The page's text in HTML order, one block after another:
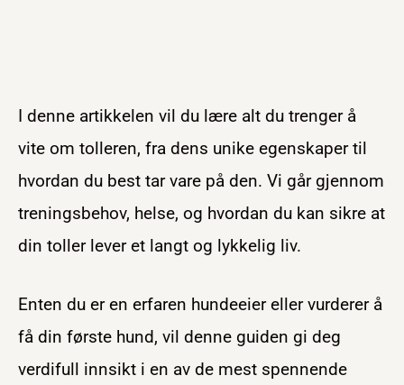
I denne artikkelen vil du lære alt du trenger å
vite om tolleren, fra dens unike egenskaper til
hvordan du best tar vare på den. Vi går gjennom
treningsbehov, helse, og hvordan du kan sikre at
din toller lever et langt og lykkelig liv.
Enten du er en erfaren hundeeier eller vurderer å
få din første hund, vil denne guiden gi deg
verdifull innsikt i en av de mest spennende